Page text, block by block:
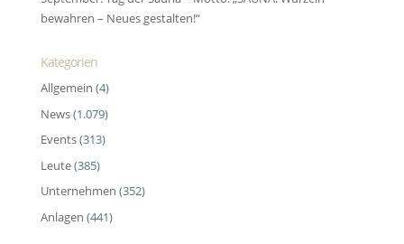
bewahren – Neues gestalten!“
Kategorien
Allgemein (4)
News(1.079)
Events(313)
Leute(385)
Unternehmen (352)
Anlagen (441)